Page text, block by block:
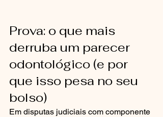
Prova: o que mais
derruba um parecer
odontológico (e por
que isso pesa no seu
bolso)
Em disputas judiciais com componente